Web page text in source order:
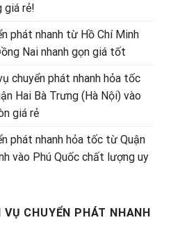
giá rẻ!
phát nhanh từ Hồ Chí Minh
Nai nhanh gọn giá tốt
chuyển phát nhanh hỏa tốc
Hai Bà Trưng (Hà Nội) vào
giá rẻ
phát nhanh hỏa tốc từ Quận
vào Phú Quốc chất lượng uy
VỤ CHUYỂN PHÁT NHANH